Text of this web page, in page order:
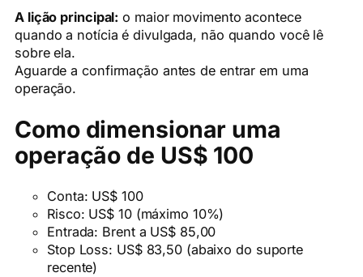
A lição principal: o maior movimento acontece
quando a notícia é divulgada, não quando você lê
sobre ela.
Aguarde a confirmação antes de entrar em uma
operação.
Como dimensionar uma
operação de US$ 100
Conta: US$ 100
Risco: US$ 10 (máximo 10%)
Entrada: Brent a US$ 85,00
Stop Loss: US$ 83,50 (abaixo do suporte
recente)